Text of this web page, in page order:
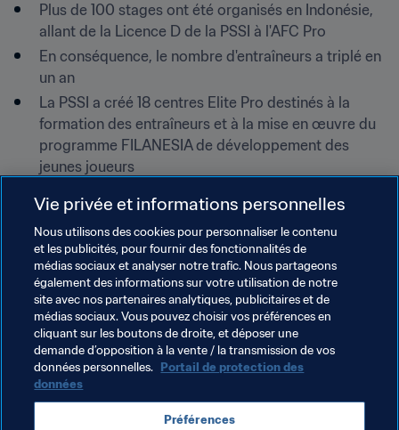
Plus de 100 stages ont été organisés en Indonésie,
allant de la Licence D de la PSSI à l'AFC Pro
En conséquence, le nombre d'entraîneurs a triplé en
un an
La PSSI a créé 18 centres Elite Pro destinés à la
formation des entraîneurs et à la mise en œuvre du
programme FILANESIA de développement des
jeunes joueurs
de 30 %
162 tests techniques et de condition physique ont
été réalisés, pour améliorer l'état de forme des
arbitres
L'Indonésie a vu pour la première fois l'un de ses
meilleurs officiels de match intégrer le comité des
arbitres AFC Elite
Thèmes en lien
Vie privée et informations personnelles
Nous utilisons des cookies pour personnaliser le contenu
et les publicités, pour fournir des fonctionnalités de
médias sociaux et analyser notre trafic. Nous partageons
également des informations sur votre utilisation de notre
site avec nos partenaires analytiques, publicitaires et de
médias sociaux. Vous pouvez choisir vos préférences en
cliquant sur les boutons de droite, et déposer une
demande d’opposition à la vente / la transmission de vos
données personnelles. Portail de protection des
données
Préférences